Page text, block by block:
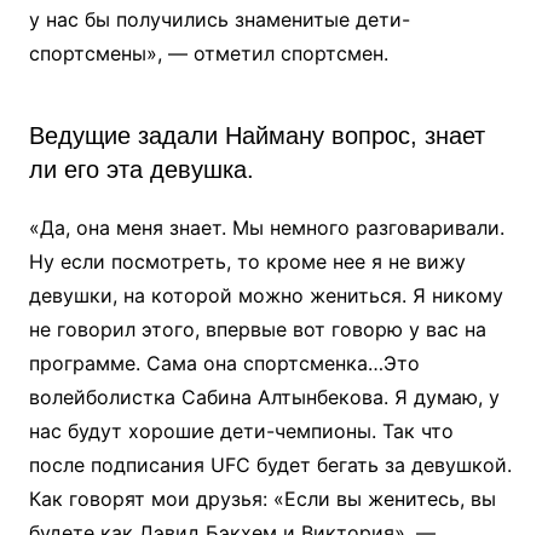
у нас бы получились знаменитые дети-
спортсмены», — отметил спортсмен.
Ведущие задали Найману вопрос, знает
ли его эта девушка.
«Да, она меня знает. Мы немного разговаривали.
Ну если посмотреть, то кроме нее я не вижу
девушки, на которой можно жениться. Я никому
не говорил этого, впервые вот говорю у вас на
программе. Сама она спортсменка…Это
волейболистка Сабина Алтынбекова. Я думаю, у
нас будут хорошие дети-чемпионы. Так что
после подписания UFC будет бегать за девушкой.
Как говорят мои друзья: «Если вы женитесь, вы